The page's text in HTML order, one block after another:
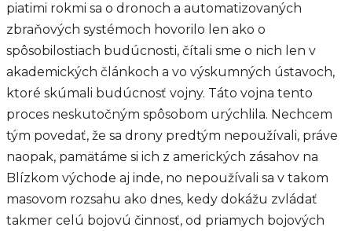
piatimi rokmi sa o dronoch a automatizovaných
zbraňových systémoch hovorilo len ako o
spôsobilostiach budúcnosti, čítali sme o nich len v
akademických článkoch a vo výskumných ústavoch,
ktoré skúmali budúcnosť vojny. Táto vojna tento
proces neskutočným spôsobom urýchlila. Nechcem
tým povedať, že sa drony predtým nepoužívali, práve
naopak, pamätáme si ich z amerických zásahov na
Blízkom východe aj inde, no nepoužívali sa v takom
masovom rozsahu ako dnes, kedy dokážu zvládať
takmer celú bojovú činnosť, od priamych bojových